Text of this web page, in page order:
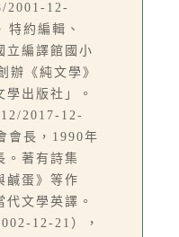
2001-12-
特約編輯、
立編譯館國小
辦《純文學》
出版社」。
2017-12-
會長，1990年
。著有詩集
鹹蛋》等作
文學英譯。
12-21），